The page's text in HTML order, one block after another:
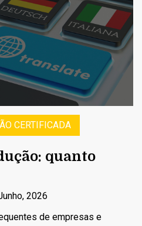
CERTIFICADA
quanto
2026
de empresas e